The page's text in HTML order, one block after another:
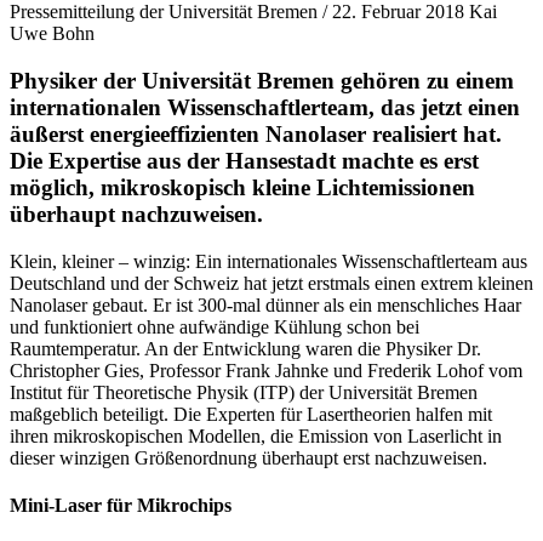
Pressemitteilung der Universität Bremen / 22. Februar 2018 Kai
Uwe Bohn
Physiker der Universität Bremen gehören zu einem
internationalen Wissenschaftlerteam, das jetzt einen
äußerst energieeffizienten Nanolaser realisiert hat.
Die Expertise aus der Hansestadt machte es erst
möglich, mikroskopisch kleine Lichtemissionen
überhaupt nachzuweisen.
Klein, kleiner – winzig: Ein internationales Wissenschaftlerteam aus
Deutschland und der Schweiz hat jetzt erstmals einen extrem kleinen
Nanolaser gebaut. Er ist 300-mal dünner als ein menschliches Haar
und funktioniert ohne aufwändige Kühlung schon bei
Raumtemperatur. An der Entwicklung waren die Physiker Dr.
Christopher Gies, Professor Frank Jahnke und Frederik Lohof vom
Institut für Theoretische Physik (ITP) der Universität Bremen
maßgeblich beteiligt. Die Experten für Lasertheorien halfen mit
ihren mikroskopischen Modellen, die Emission von Laserlicht in
dieser winzigen Größenordnung überhaupt erst nachzuweisen.
Mini-Laser für Mikrochips